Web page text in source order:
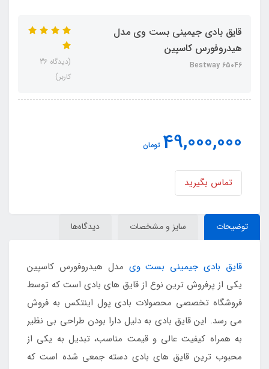
قایق بادی جیمینی بست وی مدل
هیدروفورس کاسپین
Bestway 65046
(دیدگاه 36
کاربر)
49,000,000 تومان
تماس بگیرید
توضیحات سایز و مشخصات دیدگاه‌ها
قایق بادی جیمینی بست وی مدل هیدروفورس کاسپین
یکی از پرفروش ترین نوع از قایق های بادی است که توسط
فروشگاه تخصصی محصولات بادی پول اینتکس به فروش
می رسد. این قایق بادی به دلیل دارا بودن طراحی بی نظیر
به همراه کیفیت عالی و قیمت مناسب، تبدیل به یکی از
محبوب ترین قایق های بادی دسته جمعی شده است که